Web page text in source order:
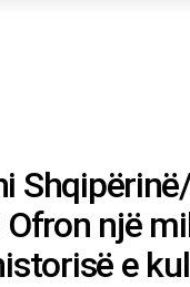
Ofron një
e